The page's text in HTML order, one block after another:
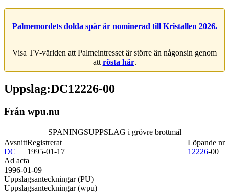
Palmemordets dolda spår är nominerad till Kristallen 2026.
Visa TV-världen att Palmeintresset är större än någonsin genom
att rösta här.
Uppslag:DC12226-00
Från wpu.nu
SPANINGSUPPSLAG i grövre brottmål
Avsnitt
DC
Löpande nr
12226-00
Registrerat
1995-01-17
Ad acta
1996-01-09
Uppslagsanteckningar (PU)
Uppslagsanteckningar (wpu)